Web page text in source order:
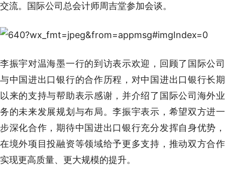
交流。国际公司总会计师周吉堂参加会谈。
李振宇对温海墨一行的到访表示欢迎，回顾了国际公司
与中国进出口银行的合作历程，对中国进出口银行长期
以来的支持与帮助表示感谢，并介绍了国际公司海外业
务的未来发展规划与布局。李振宇表示，希望双方进一
步深化合作，期待中国进出口银行充分发挥自身优势，
在境外项目投融资等领域给予更多支持，推动双方合作
实现更高质量、更大规模的提升。